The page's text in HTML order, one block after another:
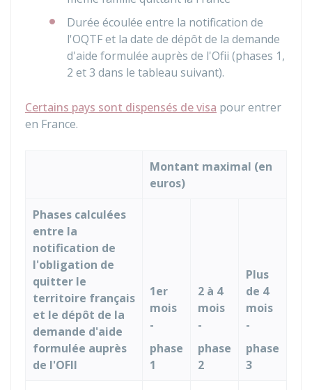
Durée écoulée entre la notification de
l'OQTF et la date de dépôt de la demande
d'aide formulée auprès de l'Ofii (phases 1,
2 et 3 dans le tableau suivant).
Certains pays sont dispensés de visa pour entrer
en France.
Montant maximal (en
euros)
Phases calculées
entre la
notification de
l'obligation de
quitter le
territoire français
et le dépôt de la
demande d'aide
formulée auprès
de l'OFII
1er
mois
-
phase
1
2 à 4
mois
-
phase
2
Plus
de 4
mois
-
phase
3